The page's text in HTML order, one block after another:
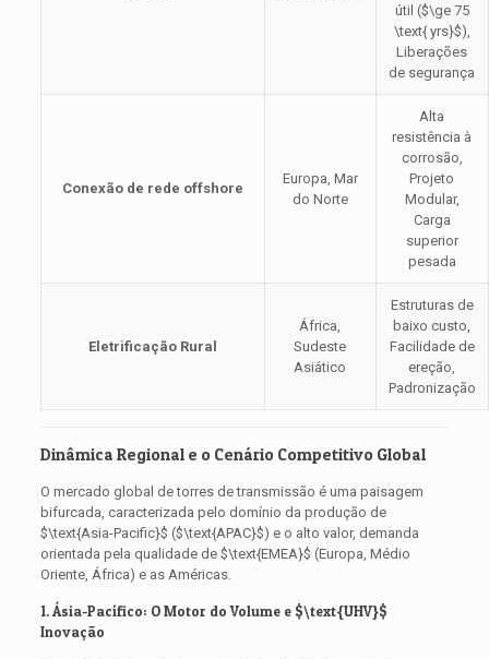
útil ($\ge 75
\text{ yrs}$),
Liberações
de segurança
Conexão de rede offshore
Europa, Mar
do Norte
Alta
resistência à
corrosão,
Projeto
Modular,
Carga
superior
pesada
Eletrificação Rural
África,
Sudeste
Asiático
Estruturas de
baixo custo,
Facilidade de
ereção,
Padronização
Dinâmica Regional e o Cenário Competitivo Global
O mercado global de torres de transmissão é uma paisagem
bifurcada, caracterizada pelo domínio da produção de
$\text{Asia-Pacific}$ ($\text{APAC}$) e o alto valor, demanda
orientada pela qualidade de $\text{EMEA}$ (Europa, Médio
Oriente, África) e as Américas.
1. Ásia-Pacífico: O Motor do Volume e $\text{UHV}$
Inovação